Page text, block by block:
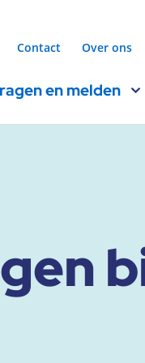
Contact Over ons
en melden